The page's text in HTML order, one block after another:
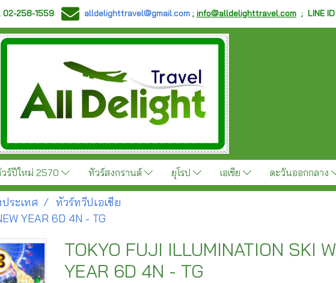
02-258-1559 alldelighttravel@gmail.com ; info@alldelighttravel.com ; LINE
ร์ปีใหม่ 2570 ทัวร์สงกรานต์ ยุโรป เอเชีย ตะวันออกกลาง
ระเทศ
ทัวร์ทวีปเอเชีย
YEAR 6D 4N - TG
TOKYO FUJI ILLUMINATION SKI
YEAR 6D 4N - TG